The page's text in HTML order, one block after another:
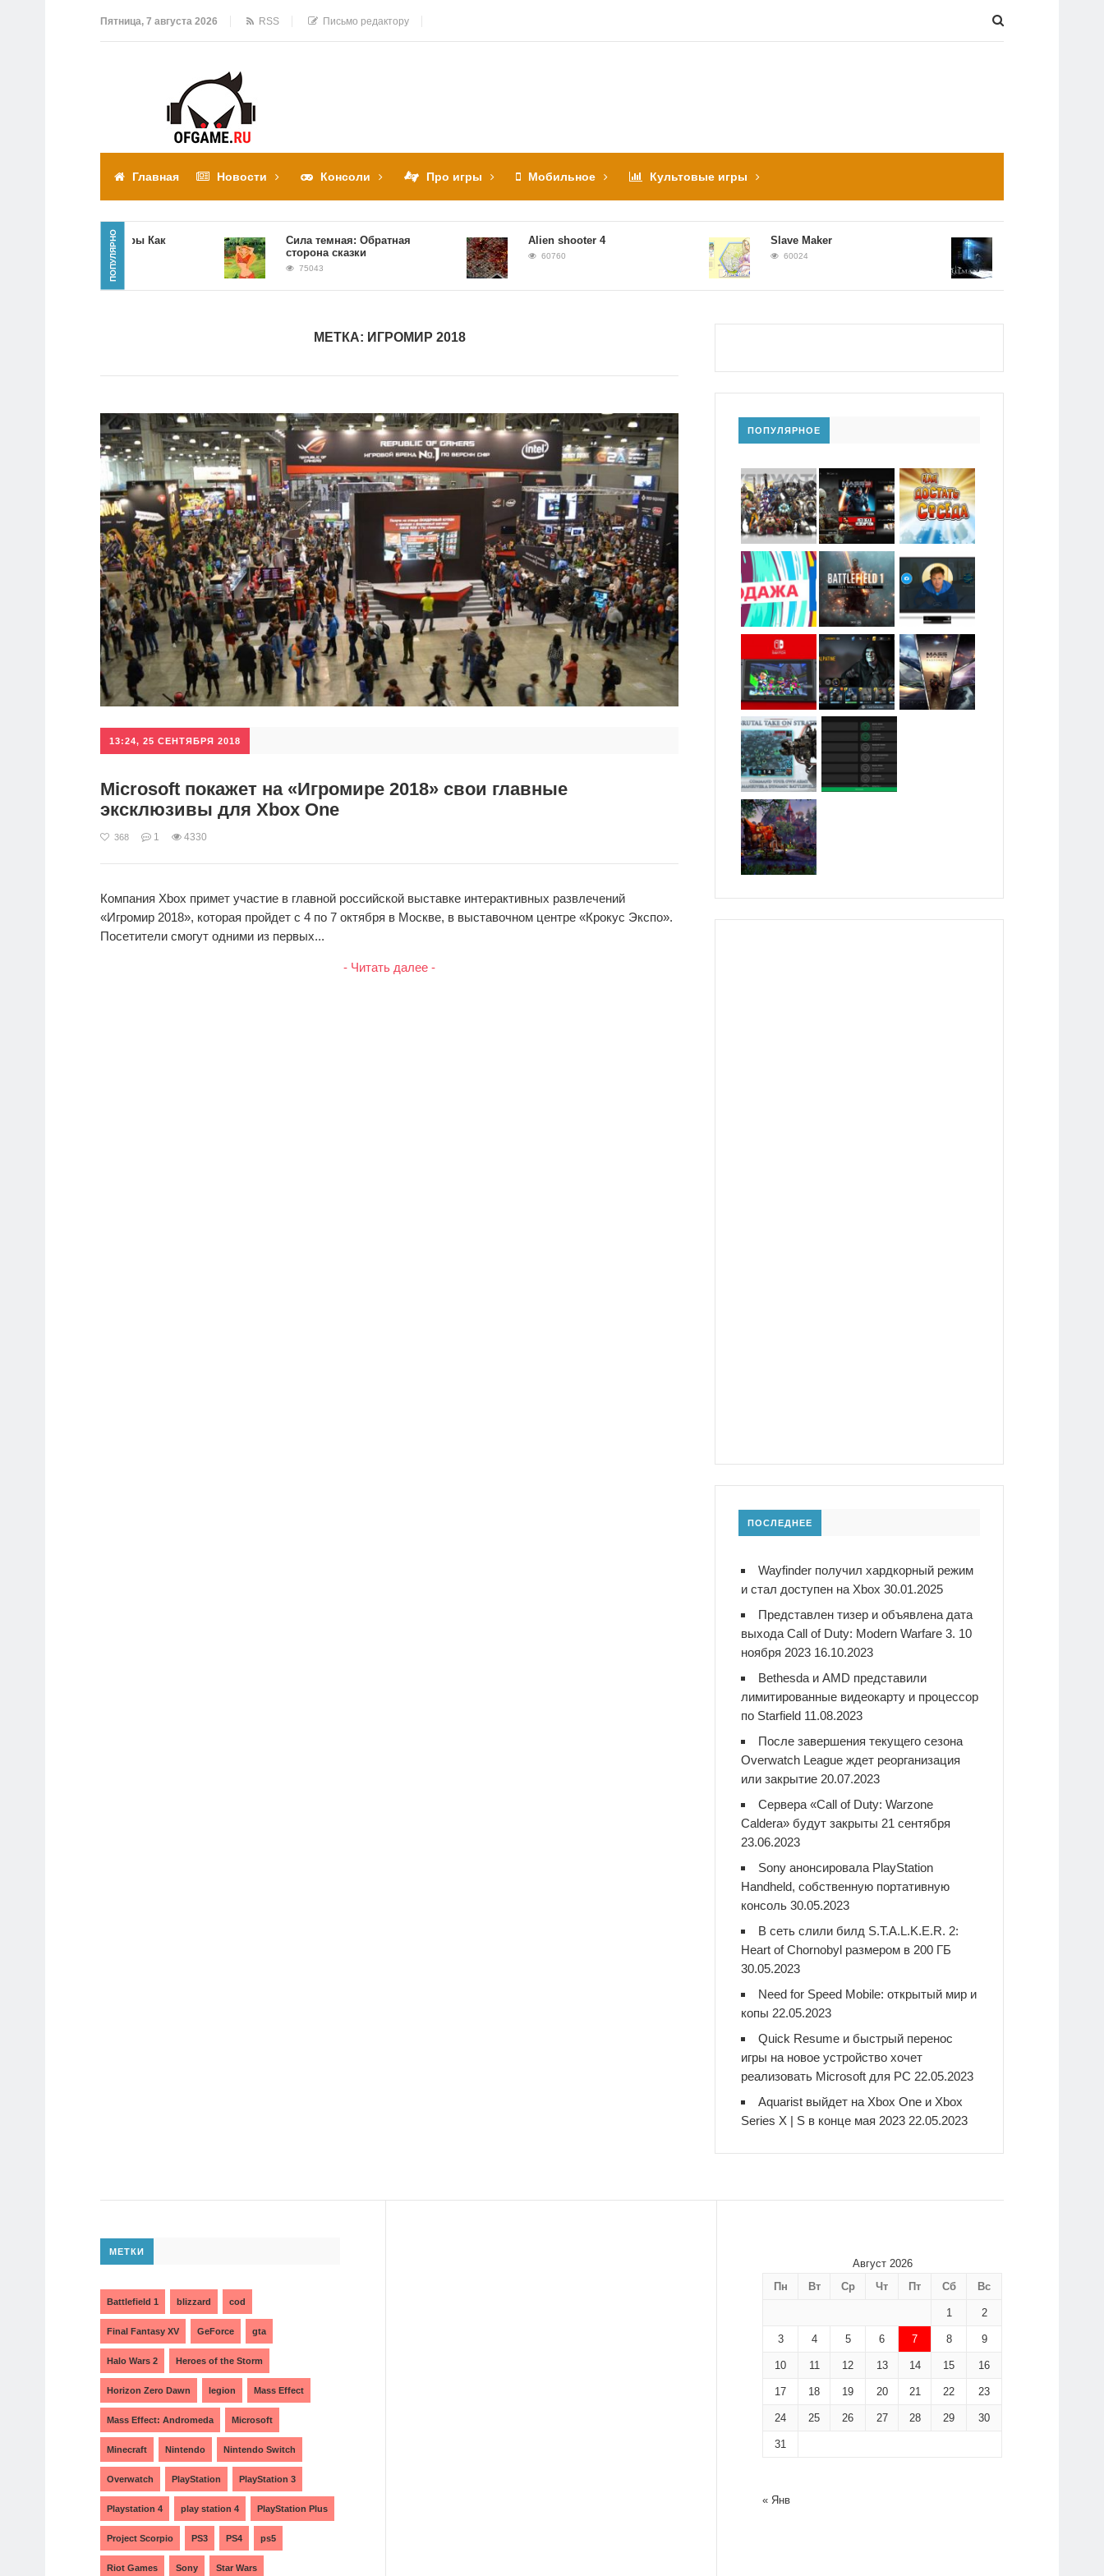
Пятница, 7 августа 2026 RSS Письмо редактору
Главная Новости Консоли Про игры Мобильное Культовые игры
ПОПУЛЯРНО
Прохождение игры Как
Сила темная: Обратная
сторона сказки
75043
Alien shooter 4
60760
Slave Maker
60024
Прохождение Hitman:
Contracts
МЕТКА: ИГРОМИР 2018
13:24, 25 СЕНТЯБРЯ 2018
Microsoft покажет на «Игромире 2018» свои главные
эксклюзивы для Xbox One
368 1 4330
Компания Xbox примет участие в главной российской выставке интерактивных развлечений
«Игромир 2018», которая пройдет с 4 по 7 октября в Москве, в выставочном центре «Крокус Экспо».
Посетители смогут одними из первых...
- Читать далее -
ПОПУЛЯРНОЕ
ПОСЛЕДНЕЕ
Wayfinder получил хардкорный режим
и стал доступен на Xbox 30.01.2025
Представлен тизер и объявлена дата
выхода Call of Duty: Modern Warfare 3. 10
ноября 2023 16.10.2023
Bethesda и AMD представили
лимитированные видеокарту и процессор
по Starfield 11.08.2023
После завершения текущего сезона
Overwatch League ждет реорганизация
или закрытие 20.07.2023
Сервера «Call of Duty: Warzone
Caldera» будут закрыты 21 сентября
23.06.2023
Sony анонсировала PlayStation
Handheld, собственную портативную
консоль 30.05.2023
В сеть слили билд S.T.A.L.K.E.R. 2:
Heart of Chornobyl размером в 200 ГБ
30.05.2023
Need for Speed Mobile: открытый мир и
копы 22.05.2023
Quick Resume и быстрый перенос
игры на новое устройство хочет
реализовать Microsoft для PC 22.05.2023
Aquarist выйдет на Xbox One и Xbox
Series X | S в конце мая 2023 22.05.2023
МЕТКИ
Battlefield 1 blizzard cod
Final Fantasy XV GeForce gta
Halo Wars 2 Heroes of the Storm
Horizon Zero Dawn legion Mass Effect
Mass Effect: Andromeda Microsoft
Minecraft Nintendo Nintendo Switch
Overwatch PlayStation PlayStation 3
Playstation 4 play station 4 PlayStation Plus
Project Scorpio PS3 PS4 ps5
Riot Games Sony Star Wars
Август 2026
Пн
Вт Ср Чт Пт Сб Вс
1 2
3 4 5 6 7 8 9
10 11 12 13 14 15 16
17 18 19 20 21 22 23
24 25 26 27 28 29 30
31
« Янв